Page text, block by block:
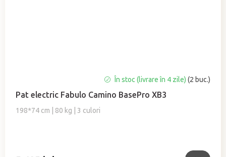
Pat electric Fabulo Camino BasePro XB3
198*74 cm | 80 kg | 3 culori
a
produsului
În stoc (livrare în 4 zile)(2 buc.)